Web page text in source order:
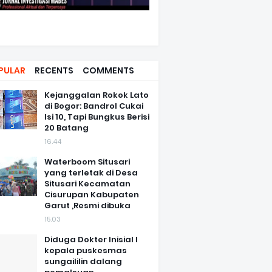
RECENTS COMMENTS
Kejanggalan Rokok Lato
di Bogor: Bandrol Cukai
Isi 10, Tapi Bungkus Berisi
20 Batang
16.44
Waterboom Situsari
yang terletak di Desa
Situsari Kecamatan
Cisurupan Kabupaten
Garut ,Resmi dibuka
15.03
Diduga Dokter Inisial I
kepala puskesmas
sungaililin dalang